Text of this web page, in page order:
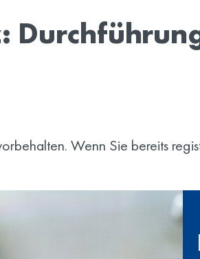
Wenn Sie bereits